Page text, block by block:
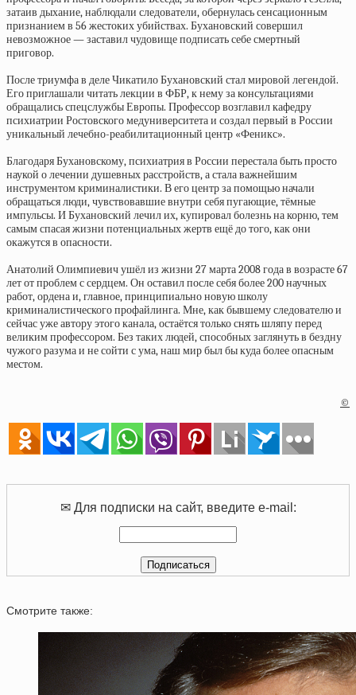
затаив дыхание, наблюдали следователи, обернулась сенсационным
признанием в 56 жестоких убийствах. Бухановский совершил
невозможное — заставил чудовище подписать себе смертный
приговор.
После триумфа в деле Чикатило Бухановский стал мировой легендой.
Его приглашали читать лекции в ФБР, к нему за консультациями
обращались спецслужбы Европы. Профессор возглавил кафедру
психиатрии Ростовского медуниверситета и создал первый в России
уникальный лечебно-реабилитационный центр «Феникс».
Благодаря Бухановскому, психиатрия в России перестала быть просто
наукой о лечении душевных расстройств, а стала важнейшим
инструментом криминалистики. В его центр за помощью начали
обращаться люди, чувствовавшие внутри себя пугающие, тёмные
импульсы. И Бухановский лечил их, купировал болезнь на корню, тем
самым спасая жизни потенциальных жертв ещё до того, как они
окажутся в опасности.
Анатолий Олимпиевич ушёл из жизни 27 марта 2008 года в возрасте 67
лет от проблем с сердцем. Он оставил после себя более 200 научных
работ, ордена и, главное, принципиально новую школу
криминалистического профайлинга. Мне, как бывшему следователю и
сейчас уже автору этого канала, остаётся только снять шляпу перед
великим профессором. Без таких людей, способных заглянуть в бездну
чужого разума и не сойти с ума, наш мир был бы куда более опасным
местом.
©
✉ Для подписки на сайт, введите e-mail:
Смотрите также: